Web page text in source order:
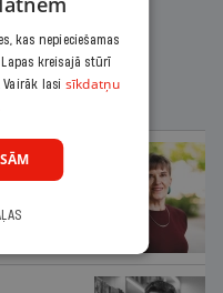
kas nepieciešamas
kreisajā stūrī
lasi sīkdatņu